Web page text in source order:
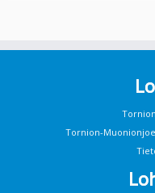
Tornion-